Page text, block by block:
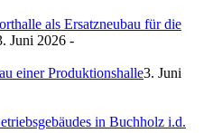
als Ersatzneubau für die
Juni 2026 -
einer Produktionshalle3. Juni
in Buchholz i.d.